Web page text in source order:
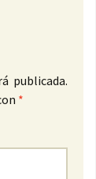
publicada.
*